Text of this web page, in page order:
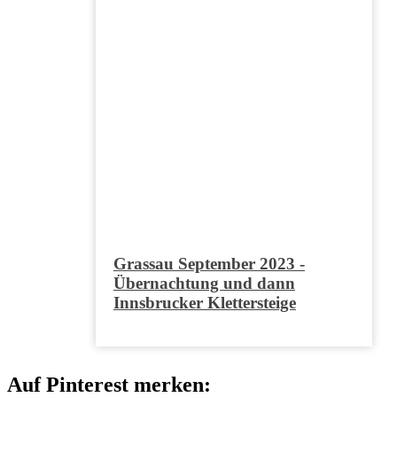
Grassau September 2023 -
Übernachtung und dann
Innsbrucker Klettersteige
Auf Pinterest merken: